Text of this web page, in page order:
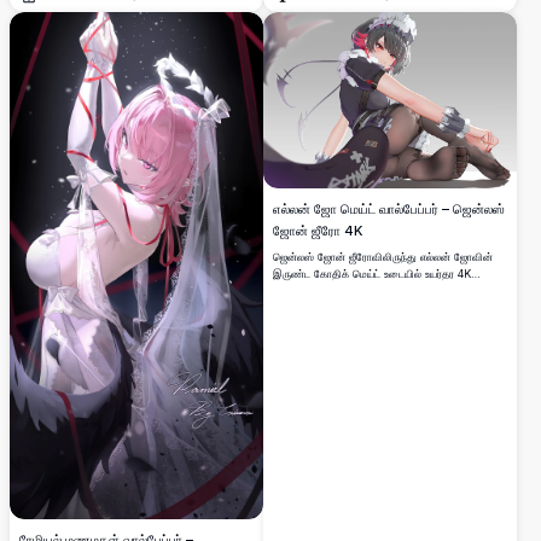
வெள்ளை உடையுடன் மணல் கடற்கரையில்
நேர்த்தியாக அமர்ந்திருக்கிறார்.
எல்லன் ஜோ மெய்ட் வால்பேப்பர் – ஜென்லஸ்
ஜோன் ஜீரோ 4K
ஜென்லஸ் ஜோன் ஜீரோவிலிருந்து எல்லன் ஜோவின்
இருண்ட கோதிக் மெய்ட் உடையில் உயர்தர 4K